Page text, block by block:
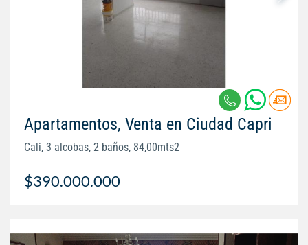
Apartamentos, Venta en Ciudad Capri
Cali, 3 alcobas, 2 baños, 84,00mts2
$390.000.000